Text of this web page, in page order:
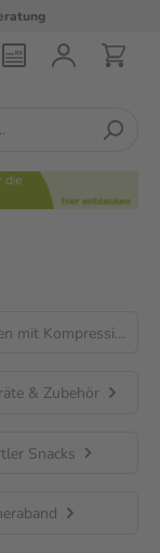
Laufsocken mit Kompression
& Zubehör
Snacks